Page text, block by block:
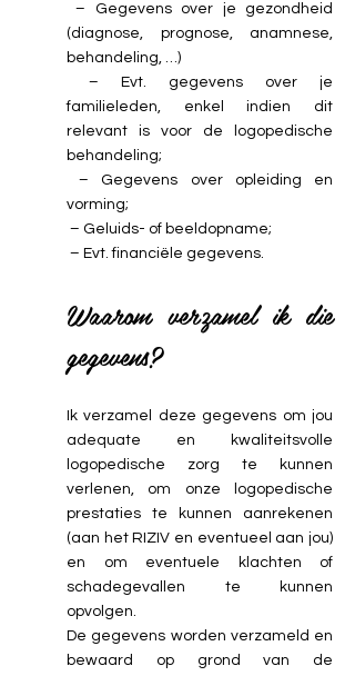
– Gegevens over je gezondheid
(diagnose, prognose, anamnese,
behandeling, …)
– Evt. gegevens over je
familieleden, enkel indien dit
relevant is voor de logopedische
behandeling;
– Gegevens over opleiding en
vorming;
– Geluids- of beeldopname;
– Evt. financiële gegevens.
Waarom verzamel ik die
gegevens?
Ik verzamel deze gegevens om jou
adequate en kwaliteitsvolle
logopedische zorg te kunnen
verlenen, om onze logopedische
prestaties te kunnen aanrekenen
(aan het RIZIV en eventueel aan jou)
en om eventuele klachten of
schadegevallen te kunnen
opvolgen.
De gegevens worden verzameld en
bewaard op grond van de